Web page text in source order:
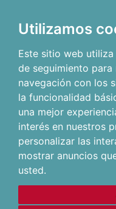
Utilizamos
Este sitio web
de seguimiento
navegación con los
la funcionalidad
una mejor
interés en nuestros
personalizar las
mostrar anuncios
usted.